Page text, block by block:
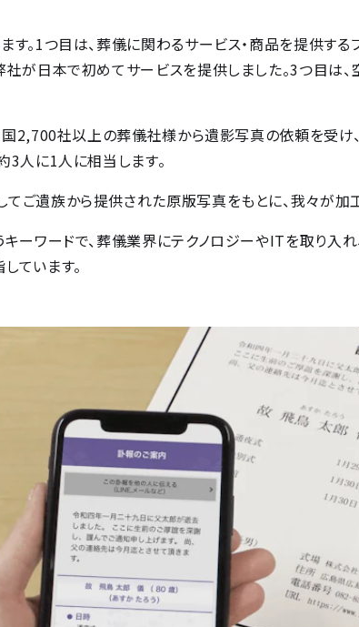
す。1つ目は、葬儀に関わるサービス・商品を提供す
社が日本で初めてサービスを提供しました。3つ目は
国2,700社以上の葬儀社様から遺影写真の依頼を受け
3人に1人に相当します。
ご遺族から提供された原版写真をもとに、我々が加
キーワードで、葬儀業界にテクノロジーやITを取り入
ています。